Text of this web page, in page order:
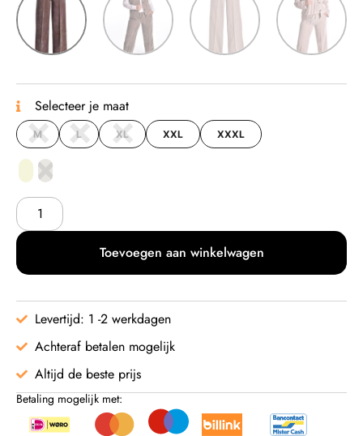
Selecteer je maat
M L XL XXL XXXL
Toevoegen aan winkelwagen
Levertijd: 1 -2 werkdagen
Achteraf betalen mogelijk
Altijd de beste prijs
Betaling mogelijk met: